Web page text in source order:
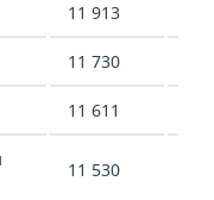
11 913
11 730
11 611
11 530